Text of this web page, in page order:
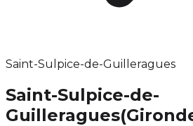
Saint-Sulpice-de-Guilleragues
Saint-Sulpice-de-
Guilleragues